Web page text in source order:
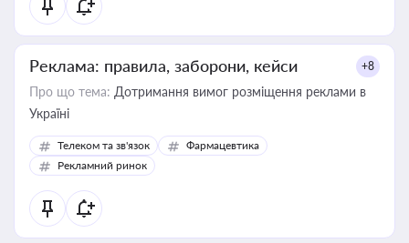
Реклама: правила, заборони, кейси +8
Про що тема: Дотримання вимог розміщення реклами в
Україні
Телеком та зв'язок
Фармацевтика
Рекламний ринок